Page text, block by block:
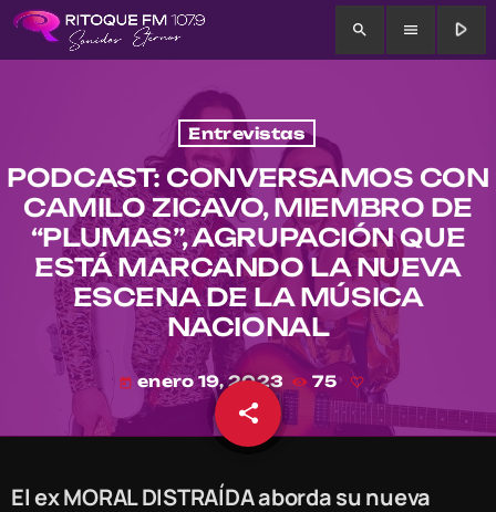
search menu play_arrow
Entrevistas
PODCAST: CONVERSAMOS CON
CAMILO ZICAVO, MIEMBRO DE
“PLUMAS”, AGRUPACIÓN QUE
ESTÁ MARCANDO LA NUEVA
ESCENA DE LA MÚSICA
NACIONAL
today enero 19, 2023 75
share
email
El ex MORAL DISTRAÍDA aborda su nueva